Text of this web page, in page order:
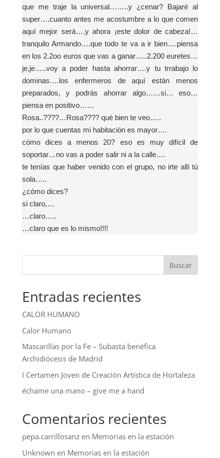
que me traje la universal……..y ¿cenar? Bajaré al
super….cuanto antes me acostumbre a lo que comen
aquí mejor será….y ahora ¡este dolor de cabeza!…
tranquilo Armando….que todo te va a ir bien….piensa
en los 2.2oo euros que vas a ganar…..2.200 euretes…
je,je…..voy a poder hasta ahorrar….y tu trrabajo lo
dominas….los enfermeros de aquí están menos
preparados, y podrás ahorrar algo……si… eso…
piensa en positivo……
Rosa..????…Rosa???? qué bien te veo…..
por lo que cuentas mi habitación es mayor….
cómo dices a menos 20? eso es muy difícil de
soportar…no vas a poder salir ni a la calle….
te tenías que haber venido con el grupo, no irte allí tú
sola…..
¿cómo dices?
si claro,…
…claro…..
…claro que es lo mismo!!!!
Buscar
Entradas recientes
CALOR HUMANO
Calor Humano
Mascarillas por la Fe – Subasta benéfica
Archidiócesis de Madrid
I Certamen Joven de Creación Artística de Hortaleza
échame una mano – give me a hand
Comentarios recientes
pepa.carrillosanzen Memorias en la estación
Unknown en Memorias en la estación